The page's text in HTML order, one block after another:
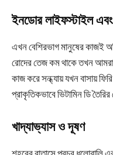
ইনডোর লাইফস্টাইল
এখন বেশিরভাগ মানুষের কাজই
রোদের তেজ কম থাকে তখন আমরা
কাজ করে সন্ধ্যায় যখন বাসায়
প্রাকৃতিকভাবে ভিটামিন ডি
খাদ্যাভ্যাস ও দূষণ